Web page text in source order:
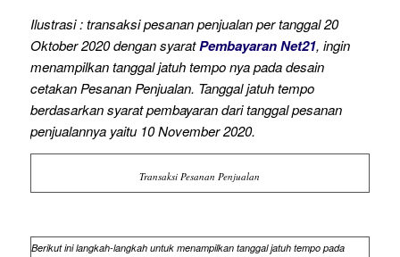
Ilustrasi : transaksi pesanan penjualan per tanggal 20
Oktober 2020 dengan syaratPembayaran Net21, ingin
menampilkan tanggal jatuh tempo nya pada desain
cetakan Pesanan Penjualan. Tanggal jatuh tempo
berdasarkan syarat pembayaran dari tanggal pesanan
penjualannya yaitu 10 November 2020.
Transaksi Pesanan Penjualan
Berikut ini langkah-langkah untuk menampilkan tanggal jatuh tempo pada